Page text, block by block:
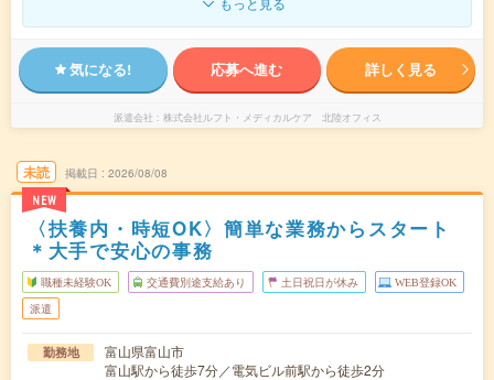
気になる! 応募へ進む 詳しく見る
派遣会社 株式会社ルフト・メディカルケア 北陸オフィス
未読
NEW
掲載日 2026/08/08
〈扶養内・時短OK〉簡単な業務からスタート
＊大手で安心の事務
職種未経験OK 交通費別途支給あり 土日祝日が休み WEB登録OK
派遣
勤務地
富山県富山市
富山駅から徒歩7分／電気ビル前駅から徒歩2分